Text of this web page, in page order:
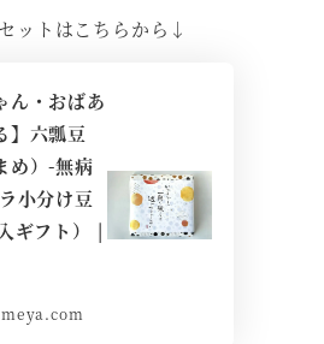
ットはこちらから↓
ん・おばあ
】六瓢豆
め）-無病
小分け豆
ギフト） |